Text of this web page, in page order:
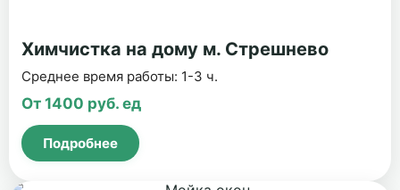
Химчистка на дому м. Стрешнево
Среднее время работы: 1-3 ч.
От 1400 руб. ед
Подробнее